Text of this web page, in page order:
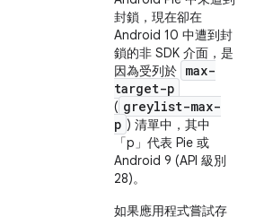
封鎖，現在卻在
Android 10 中遭到封
鎖的非 SDK 介面，是
因為受列於 max-
target-p
( greylist-max-
p ) 清單中，其中
「p」代表 Pie 或
Android 9 (API 級別
28)。
如果應用程式嘗試存